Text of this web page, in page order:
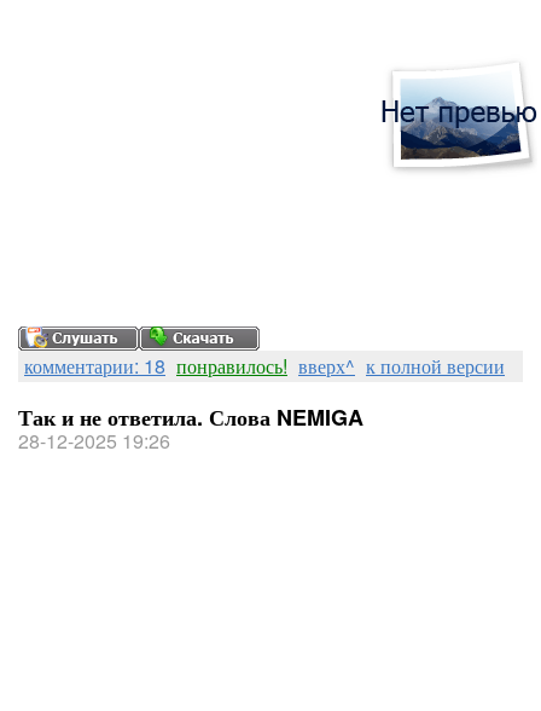
комментарии: 18 понравилось! вверх^ к полной версии
Так и не ответила. Слова NEMIGA
28-12-2025 19:26